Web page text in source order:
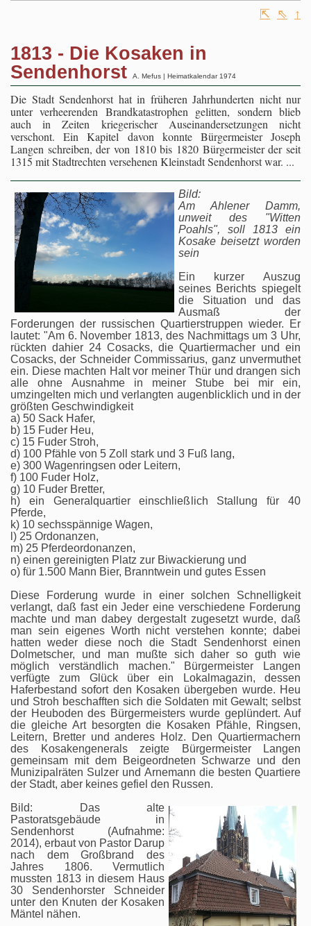
⇱ ⇖ ↑
1813 - Die Kosaken in
Sendenhorst
A. Mefus | Heimatkalendar 1974
Die Stadt Sendenhorst hat in früheren Jahrhunderten nicht nur
unter verheerenden Brandkatastrophen gelitten, sondern blieb
auch in Zeiten kriegerischer Auseinandersetzungen nicht
verschont. Ein Kapitel davon konnte Bürgermeister Joseph
Langen schreiben, der von 1810 bis 1820 Bürgermeister der seit
1315 mit Stadtrechten versehenen Kleinstadt Sendenhorst war. ...
Bild:
Am Ahlener Damm,
unweit des "Witten
Poahls", soll 1813 ein
Kosake beisetzt worden
sein
Ein kurzer Auszug
seines Berichts spiegelt
die Situation und das
Ausmaß der
Forderungen der russischen Quartierstruppen wieder. Er
lautet: "Am 6. November 1813, des Nachmittags um 3 Uhr,
rückten dahier 24 Cosacks, die Quartiermacher und ein
Cosacks, der Schneider Commissarius, ganz unvermuthet
ein. Diese machten Halt vor meiner Thür und drangen sich
alle ohne Ausnahme in meiner Stube bei mir ein,
umzingelten mich und verlangten augenblicklich und in der
größten Geschwindigkeit
a) 50 Sack Hafer,
b) 15 Fuder Heu,
c) 15 Fuder Stroh,
d) 100 Pfähle von 5 Zoll stark und 3 Fuß lang,
e) 300 Wagenringsen oder Leitern,
f) 100 Fuder Holz,
g) 10 Fuder Bretter,
h) ein Generalquartier einschließlich Stallung für 40
Pferde,
k) 10 sechsspännige Wagen,
l) 25 Ordonanzen,
m) 25 Pferdeordonanzen,
n) einen gereinigten Platz zur Biwackierung und
o) für 1.500 Mann Bier, Branntwein und gutes Essen
Diese Forderung wurde in einer solchen Schnelligkeit
verlangt, daß fast ein Jeder eine verschiedene Forderung
machte und man dabey dergestalt zugesetzt wurde, daß
man sein eigenes Worth nicht verstehen konnte; dabei
hatten weder diese noch die Stadt Sendenhorst einen
Dolmetscher, und man mußte sich daher so guth wie
möglich verständlich machen." Bürgermeister Langen
verfügte zum Glück über ein Lokalmagazin, dessen
Haferbestand sofort den Kosaken übergeben wurde. Heu
und Stroh beschafften sich die Soldaten mit Gewalt; selbst
der Heuboden des Bürgermeisters wurde geplündert. Auf
die gleiche Art besorgten die Kosaken Pfähle, Ringsen,
Leitern, Bretter und anderes Holz. Den Quartiermachern
des Kosakengenerals zeigte Bürgermeister Langen
gemeinsam mit dem Beigeordneten Schwarze und den
Munizipalräten Sulzer und Arnemann die besten Quartiere
der Stadt, aber keines gefiel den Russen.
Bild: Das alte
Pastoratsgebäude in
Sendenhorst (Aufnahme:
2014), erbaut von Pastor Darup
nach dem Großbrand des
Jahres 1806. Vermutlich
mussten 1813 in diesem Haus
30 Sendenhorster Schneider
unter den Knuten der Kosaken
Mäntel nähen.